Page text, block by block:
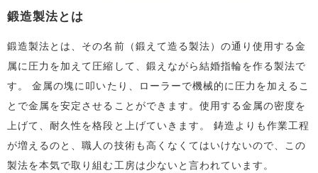
鍛造製法とは
鍛造製法とは、その名前（鍛えて造る製法）の通り使用する金
属に圧力を加えて圧縮して、鍛えながら結婚指輪を作る製法で
す。 金属の塊に叩いたり、ローラーで機械的に圧力を加えるこ
とで金属を安定させることができます。使用する金属の密度を
上げて、耐久性を格段と上げていきます。 鋳造よりも作業工程
が増えるのと、職人の技術も高くなくてはいけないので、この
製法を本気で取り組む工房は少ないと言われています。